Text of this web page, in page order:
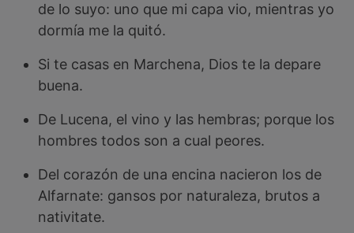
de lo suyo: uno que mi capa vio, mientras yo
dormía me la quitó.
Si te casas en Marchena, Dios te la depare
buena.
De Lucena, el vino y las hembras; porque los
hombres todos son a cual peores.
Del corazón de una encina nacieron los de
Alfarnate: gansos por naturaleza, brutos a
nativitate.